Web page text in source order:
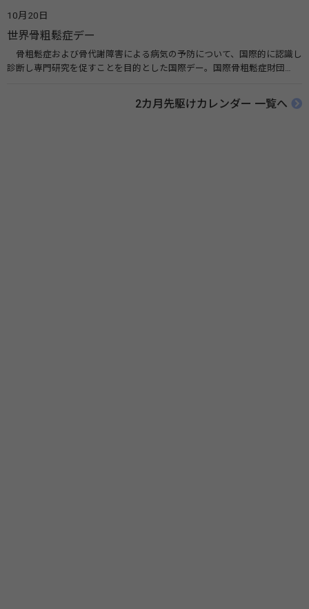
伝えたい！薬との付き合い方」（保健指導リソースガイド）
10月20日
世界骨粗鬆症デー
骨粗鬆症および骨代謝障害による病気の予防について、国際的に認識し
診断し専門研究を促すことを目的とした国際デー。国際骨粗鬆症財団
法人 骨粗鬆症財団 世界骨粗鬆症デー（WOD）2カ月先駆けカレンダー 一覧へ